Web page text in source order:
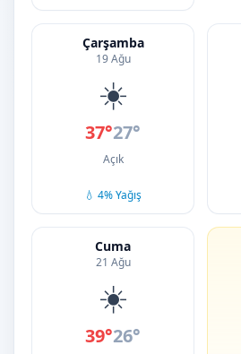
Çarşamba
19 Ağu
☀️
37°27°
Açık
💧 4% Yağış
Cuma
21 Ağu
☀️
39°26°